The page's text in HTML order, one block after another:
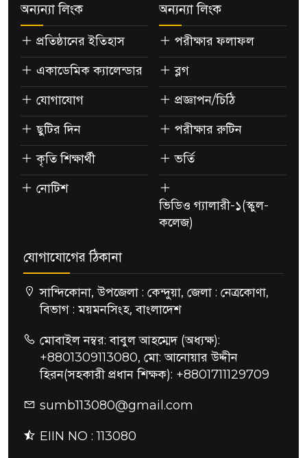
অন্যন্যা লিংক
প্রতিষ্ঠানের ইতিহাস
একাডেমিক ক্যালেন্ডার
যোগাযোগ
ছুটির দিন
কৃতি শিক্ষার্থী
নোটিশ
অন্যন্যা লিংক
পরীক্ষার ফলাফল
ব্লগ
প্রজ্ঞাপন/চিঠি
পরীক্ষার রুটিন
ভর্তি
ভিডিও গ্যালারী-১(স্কুল-
কলেজ)
যোগাযোগের ঠিকানা
সান্দিকোনা, উপজেলা : কেন্দুয়া, জেলা : নেত্রকোণা,
বিভাগ : ময়মনসিংহ, বাংলাদেশ
মোবাইল নম্বর: বাবুল আহম্মেদ (অধ্যক্ষ):
+8801309113080, মো: আনোয়ার উদ্দীন
হিরন(সহকারী প্রধান শিক্ষক): +8801711129709
sumb113080@gmail.com
EIIN NO : 113080